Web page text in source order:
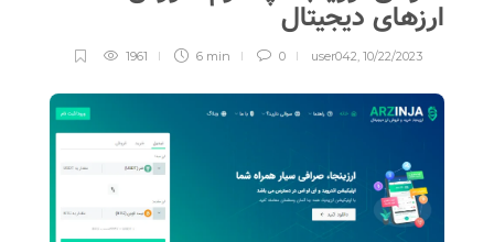
ارزهای دیجیتال
user042, 10/22/2023
0
6 min
1961